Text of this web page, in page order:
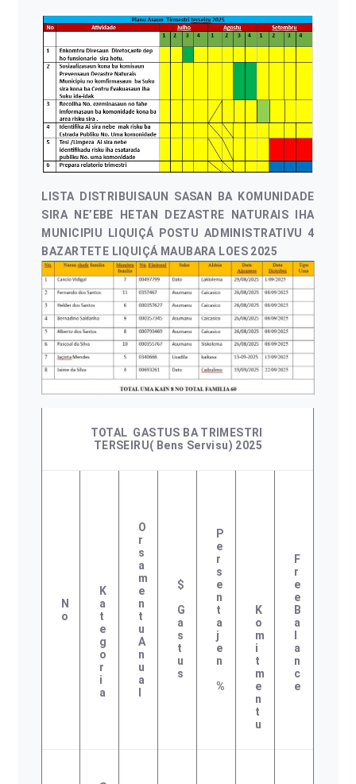
LISTA DISTRIBUISAUN SASAN BA KOMUNIDADE
SIRA NE’EBE HETAN DEZASTRE NATURAIS IHA
MUNICIPIU LIQUIÇÁ POSTU ADMINISTRATIVU 4
BAZARTETE LIQUIÇÁ MAUBARA LOES 2025
TOTAL GASTUS BA TRIMESTRI
TERSEIRU( Bens Servisu) 2025
N
O
K
A
T
E
G
O
R
I
A
O
R
S
A
M
E
N
T
U
A
N
U
A
$
G
A
S
T
U
S
P
E
R
S
E
N
T
A
J
E
N
%
K
O
M
I
T
M
E
N
T
U
F
R
E
E
B
A
A
N
C
E